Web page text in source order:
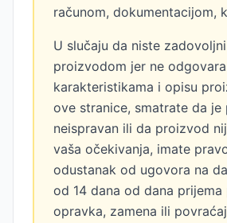
računom, dokumentacijom,
U slučaju da niste
proizvodom jer ne odgovara
karakteristikama i opisu
ove stranice, smatrate da je
neispravan ili da proizvod
vaša očekivanja, imate
odustanak od ugovora na
od 14 dana od dana prijema
opravka, zamena ili